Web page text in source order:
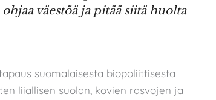
väestöä ja pitää siitä huolta
suomalaisesta biopoliittisesta
liiallisen suolan, kovien rasvojen ja